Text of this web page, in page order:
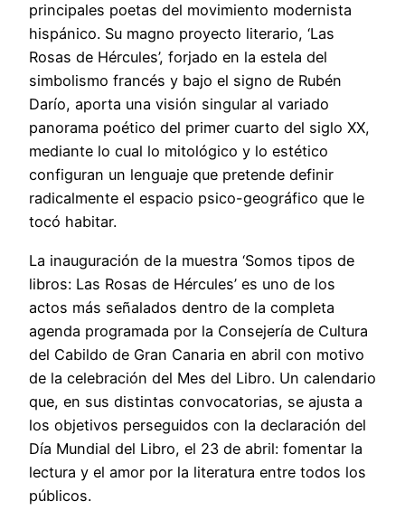
principales poetas del movimiento modernista
hispánico. Su magno proyecto literario, ‘Las
Rosas de Hércules’, forjado en la estela del
simbolismo francés y bajo el signo de Rubén
Darío, aporta una visión singular al variado
panorama poético del primer cuarto del siglo XX,
mediante lo cual lo mitológico y lo estético
configuran un lenguaje que pretende definir
radicalmente el espacio psico-geográfico que le
tocó habitar.
La inauguración de la muestra ‘Somos tipos de
libros: Las Rosas de Hércules’ es uno de los
actos más señalados dentro de la completa
agenda programada por la Consejería de Cultura
del Cabildo de Gran Canaria en abril con motivo
de la celebración del Mes del Libro. Un calendario
que, en sus distintas convocatorias, se ajusta a
los objetivos perseguidos con la declaración del
Día Mundial del Libro, el 23 de abril: fomentar la
lectura y el amor por la literatura entre todos los
públicos.